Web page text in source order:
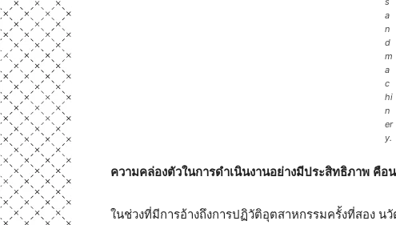
a
n
d
m
a
c
hi
n
er
y.
ความคล่องตัวในการดำเนินงานอย่างมีประสิทธิภาพ คื
ในช่วงที่มีการอ้างถึงการปฏิวัติอุตสาหกรรมครั้งที่สอง น